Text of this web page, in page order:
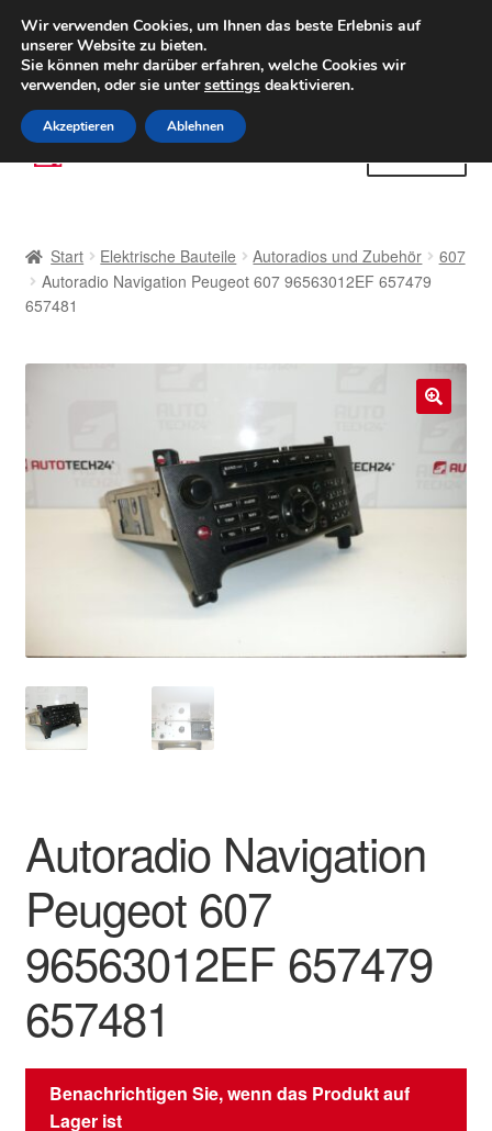
LIEFERUNG ab 6 EUR
Weltweiter Versand
(800) 500 564Mo-Fr 9-16 Uhr
Zur
Navigation
Zum
Inhalt
AGB
Datenschutz-Bestimmungen
Impressum
Lieferung
Mein Konto
Warenkorb
Weltweiter Versand
Zahlungen
Start Elektrische Bauteile Autoradios und Zubehör
607
Autoradio Navigation Peugeot 607 96563012EF 657479
657481
Autoradio Navigation
Peugeot 607
96563012EF 657479
657481
Benachrichtigen Sie, wenn das Produkt auf
Lager ist
Wir verwenden Cookies, um Ihnen das beste Erlebnis auf
unserer Website zu bieten.
Sie können mehr darüber erfahren, welche Cookies wir
verwenden, oder sie untersettings deaktivieren.
Akzeptieren Ablehnen